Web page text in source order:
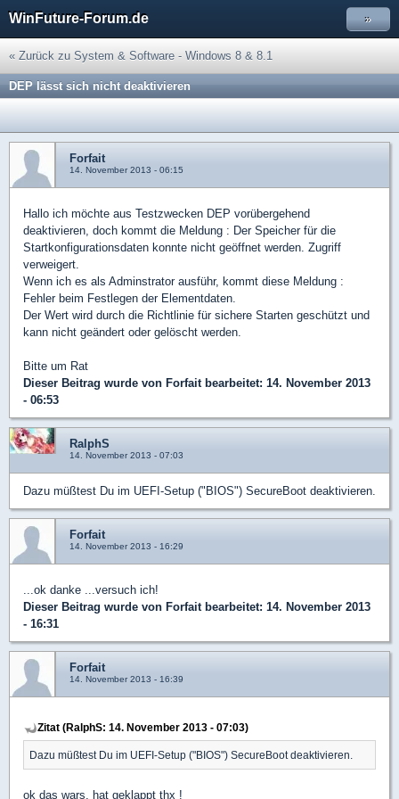
WinFuture-Forum.de »
« Zurück zu System & Software - Windows 8 & 8.1
DEP lässt sich nicht deaktivieren
Forfait
14. November 2013 - 06:15
Hallo ich möchte aus Testzwecken DEP vorübergehend
deaktivieren, doch kommt die Meldung : Der Speicher für die
Startkonfigurationsdaten konnte nicht geöffnet werden. Zugriff
verweigert.
Wenn ich es als Adminstrator ausführ, kommt diese Meldung :
Fehler beim Festlegen der Elementdaten.
Der Wert wird durch die Richtlinie für sichere Starten geschützt und
kann nicht geändert oder gelöscht werden.
Bitte um Rat
Dieser Beitrag wurde von Forfaitbearbeitet: 14. November 2013
- 06:53
RalphS
14. November 2013 - 07:03
Dazu müßtest Du im UEFI-Setup ("BIOS") SecureBoot deaktivieren.
Forfait
14. November 2013 - 16:29
...ok danke ...versuch ich!
Dieser Beitrag wurde von Forfaitbearbeitet: 14. November 2013
- 16:31
Forfait
14. November 2013 - 16:39
Zitat (RalphS: 14. November 2013 - 07:03)
Dazu müßtest Du im UEFI-Setup ("BIOS") SecureBoot deaktivieren.
ok das wars, hat geklappt thx !